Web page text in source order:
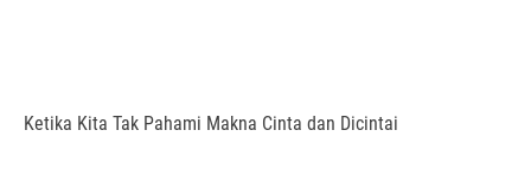
Ketika Kita Tak Pahami Makna Cinta dan Dicintai